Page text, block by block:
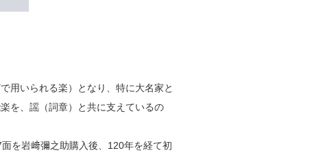
用いられる楽）となり、特に大名家と
を、謡（詞章）と共に支えているの
を岩﨑彌之助購入後、120年を経て初